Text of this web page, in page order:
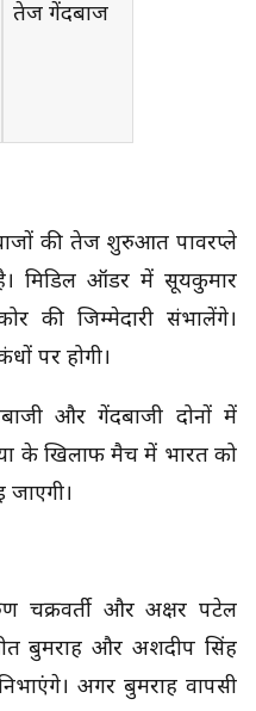
तेज गेंदबाज
की तेज शुरुआत पावरप्ले
ऑर्डर में सूर्यकुमार
की जिम्मेदारी संभालेंगे।
पर होगी।
और गेंदबाजी दोनों में
के खिलाफ मैच में भारत को
चक्रवर्ती और अक्षर पटेल
बुमराह और अर्शदीप सिंह
अगर बुमराह वापसी